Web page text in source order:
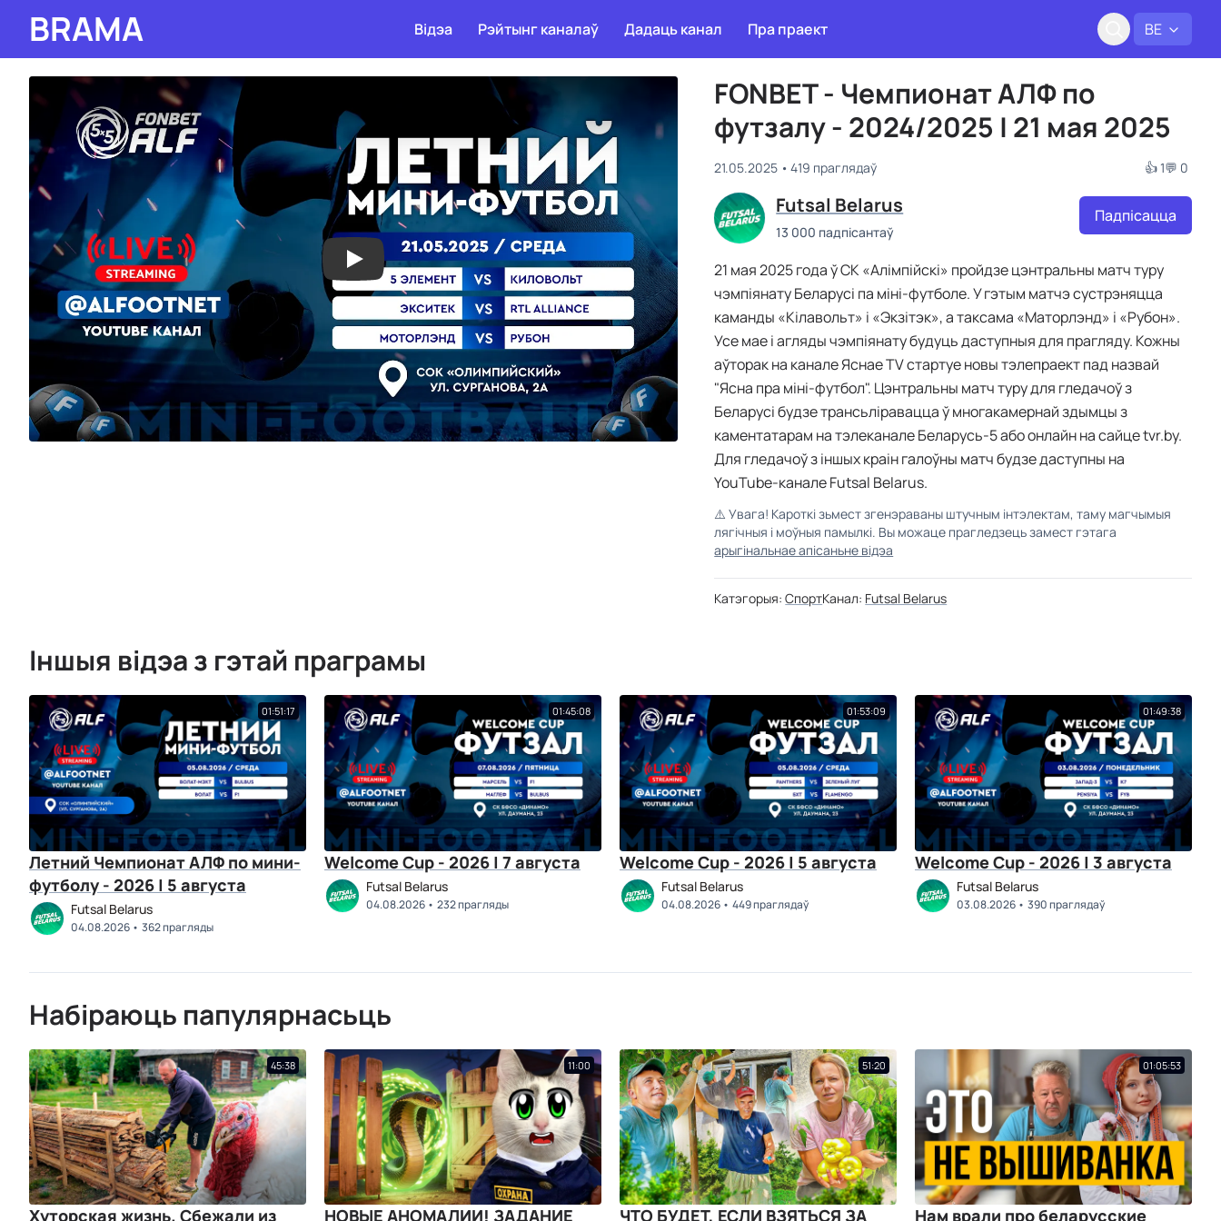
BRAMA BE
Відэа Рэйтынг каналаў Дадаць канал Пра праект
FONBET - Чемпионат АЛФ по
футзалу - 2024/2025 | 21 мая 2025
21.05.2025 419 праглядаў 👍 1💬 0
Futsal Belarus
13 000 падпісантаў
Падпісацца
21 мая 2025 года ў СК «Алімпійскі» пройдзе цэнтральны матч туру
чэмпіянату Беларусі па міні-футболе. У гэтым матчэ сустрэняцца
каманды «Кілавольт» і «Экзітэк», а таксама «Маторлэнд» і «Рубон».
Усе мае і агляды чэмпіянату будуць даступныя для прагляду. Кожны
аўторак на канале Яснае TV стартуе новы тэлепраект пад назвай
"Ясна пра міні-футбол". Цэнтральны матч туру для гледачоў з
Беларусі будзе трансьліравацца ў многакамернай здымцы з
каментатарам на тэлеканале Беларусь-5 або онлайн на сайце tvr.by.
Для гледачоў з іншых краін галоўны матч будзе даступны на
YouTube-канале Futsal Belarus.
⚠️Увага! Кароткі зьмест згенэраваны штучным інтэлектам, таму магчымыя
лягічныя і моўныя памылкі. Вы можаце прагледзець замест гэтага
арыгінальнае апісаньне відэа
Катэгорыя: СпортКанал: Futsal Belarus
Іншыя відэа з гэтай праграмы
01:51:17
Летний Чемпионат АЛФ по мини-
футболу - 2026 | 5 августа
Futsal Belarus
04.08.2026 362 прагляды
01:45:08
Welcome Cup - 2026 | 7 августа
Futsal Belarus
04.08.2026 232 прагляды
01:53:09
Welcome Cup - 2026 | 5 августа
Futsal Belarus
04.08.2026 449 праглядаў
01:49:38
Welcome Cup - 2026 | 3 августа
Futsal Belarus
03.08.2026 390 праглядаў
Набіраюць папулярнасьць
45:38
Хуторская жизнь. Сбежали из
11:00
НОВЫЕ АНОМАЛИИ! ЗАДАНИЕ
51:20
ЧТО БУДЕТ, ЕСЛИ ВЗЯТЬСЯ ЗА
01:05:53
Нам врали про беларусские